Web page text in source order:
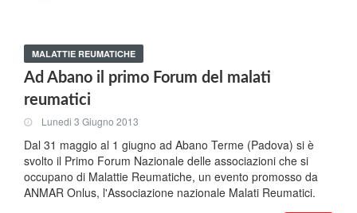
MALATTIE REUMATICHE
Ad Abano il primo Forum del malati
reumatici
Lunedi 3 Giugno 2013
Dal 31 maggio al 1 giugno ad Abano Terme (Padova) si è
svolto il Primo Forum Nazionale delle associazioni che si
occupano di Malattie Reumatiche, un evento promosso da
ANMAR Onlus, l'Associazione nazionale Malati Reumatici.